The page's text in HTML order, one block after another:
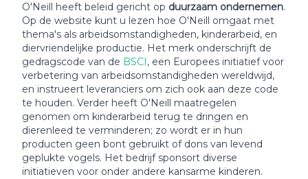
O'Neill heeft beleid gericht op duurzaam ondernemen.
Op de website kunt u lezen hoe O'Neill omgaat met
thema's als arbeidsomstandigheden, kinderarbeid, en
diervriendelijke productie. Het merk onderschrijft de
gedragscode van de BSCI, een Europees initiatief voor
verbetering van arbeidsomstandigheden wereldwijd,
en instrueert leveranciers om zich ook aan deze code
te houden. Verder heeft O'Neill maatregelen
genomen om kinderarbeid terug te dringen en
dierenleed te verminderen; zo wordt er in hun
producten geen bont gebruikt of dons van levend
geplukte vogels. Het bedrijf sponsort diverse
initiatieven voor onder andere kansarme kinderen.